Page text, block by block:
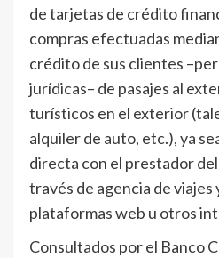
de tarjetas de crédito
compras efectuadas
crédito de sus clientes
jurídicas– de pasajes al
turísticos en el exterior
alquiler de auto, etc.), ya
directa con el prestador
través de agencia de viajes
plataformas web u otros
Consultados por el Banco